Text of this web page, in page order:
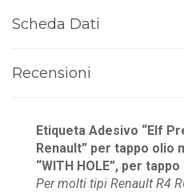
Scheda Dati
Recensioni
Etiqueta Adesivo “Elf
Renault” per tappo olio
“WITH HOLE”, per
Per molti tipi Renault R4